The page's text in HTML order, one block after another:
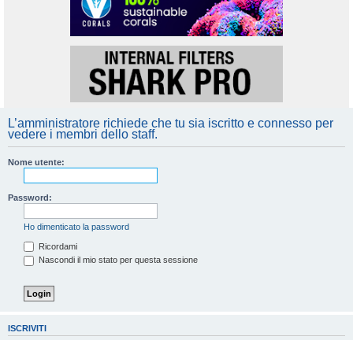
L’amministratore richiede che tu sia iscritto e connesso per
vedere i membri dello staff.
Nome utente:
Password:
Ho dimenticato la password
Ricordami
Nascondi il mio stato per questa sessione
ISCRIVITI